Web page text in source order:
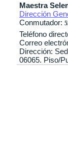
Maestra
Dirección
Conmutador:
Teléfono
Correo
Dirección:
06065. Piso/